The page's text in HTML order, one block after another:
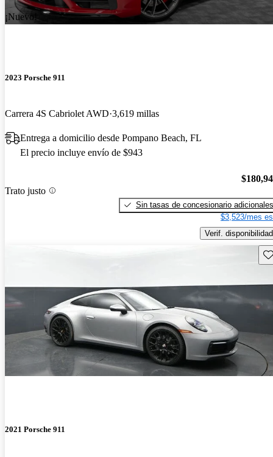
¡Nuevo!
2023 Porsche 911
Carrera 4S Cabriolet AWD 3,619 millas
Entrega a domicilio desde Pompano Beach, FL
El precio incluye envío de $943
Trato justo
Sin tasas de concesionario adicionales
$3,523/mes
Verif. disponibilidad
2021 Porsche 911